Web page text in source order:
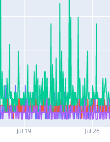
Jul 19 Jul 26